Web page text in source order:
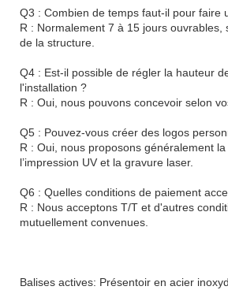
Q3 : Combien de temps faut-il pour faire
R : Normalement 7 à 15 jours ouvrables,
de la structure.
Q4 : Est-il possible de régler la hauteur
l'installation ?
R : Oui, nous pouvons concevoir selon
Q5 : Pouvez-vous créer des logos
R : Oui, nous proposons généralement
l’impression UV et la gravure laser.
Q6 : Quelles conditions de paiement
R : Nous acceptons T/T et d'autres
mutuellement convenues.
Balises actives: Présentoir en acier